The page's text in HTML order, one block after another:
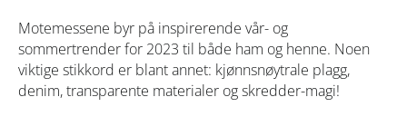
Motemessene byr på inspirerende vår- og
sommertrender for 2023 til både ham og henne. Noen
viktige stikkord er blant annet: kjønnsnøytrale plagg,
denim, transparente materialer og skredder-magi!